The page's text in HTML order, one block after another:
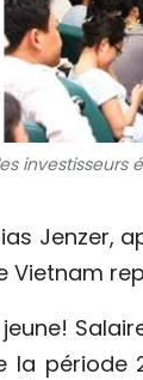
Jenzer,
Vietnam
jeune!
la période